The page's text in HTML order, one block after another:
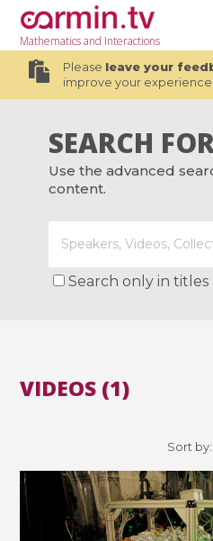
Mathematicsand Interactions
Please leave your
improve your experience
SEARCH
Use the advanced
content.
Search only in titles
Sort by:
VIDEOS (1)